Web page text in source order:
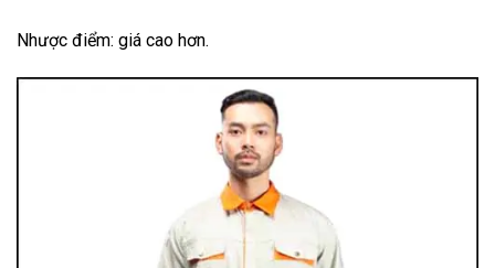
Nhược điểm: giá cao hơn.